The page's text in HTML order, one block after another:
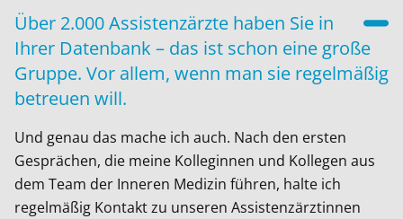
Über 2.000 Assistenzärzte haben Sie in
Ihrer Datenbank – das ist schon eine große
Gruppe. Vor allem, wenn man sie regelmäßig
betreuen will.
Und genau das mache ich auch. Nach den ersten
Gesprächen, die meine Kolleginnen und Kollegen aus
dem Team der Inneren Medizin führen, halte ich
regelmäßig Kontakt zu unseren Assistenzärztinnen